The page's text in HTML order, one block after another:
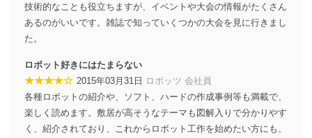
技術的なことも役立ちますが、イベントや大会の情報がたくさん
あるのがいいです。雑誌で知っていくつかの大会を見に行きまし
た。
ロボット好きにはたまらない
★★★★☆ 2015年03月31日 ロボッツ 会社員
各種ロボットの紹介や、ソフト、ハードの作成事例等も満載で、
楽しく読めます。敷居が高そうなテーマも図解入りで分かりやす
く、紹介されており、これからロボット工作を始めたい方にも、